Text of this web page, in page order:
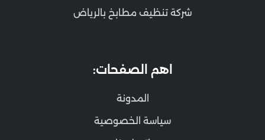
شركة تنظيف مطابخ بالرياض
اهم الصفحات:
المدونة
سياسة الخصوصية